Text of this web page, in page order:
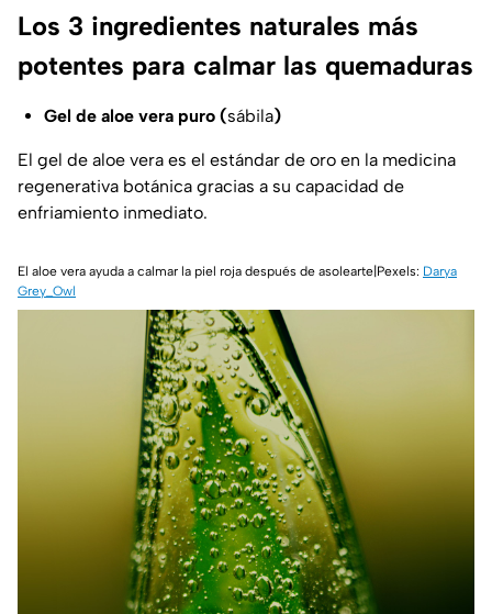
Los 3 ingredientes naturales más
potentes para calmar las quemaduras
Gel de aloe vera puro (sábila)
El gel de aloe vera es el estándar de oro en la medicina
regenerativa botánica gracias a su capacidad de
enfriamiento inmediato.
El aloe vera ayuda a calmar la piel roja después de asolearte|Pexels: Darya
Grey_Owl